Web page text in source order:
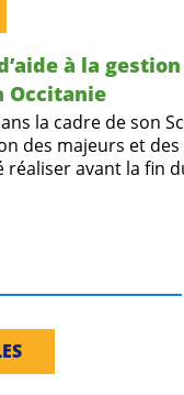
à la
Occitanie
la cadre de son
des majeurs et
réaliser avant la fin